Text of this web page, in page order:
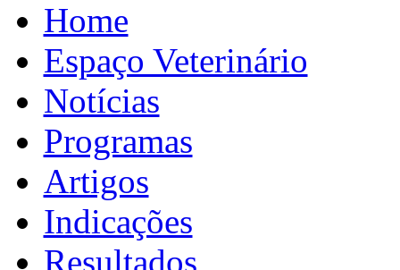
Home
Espaço Veterinário
Notícias
Programas
Artigos
Indicações
Resultados